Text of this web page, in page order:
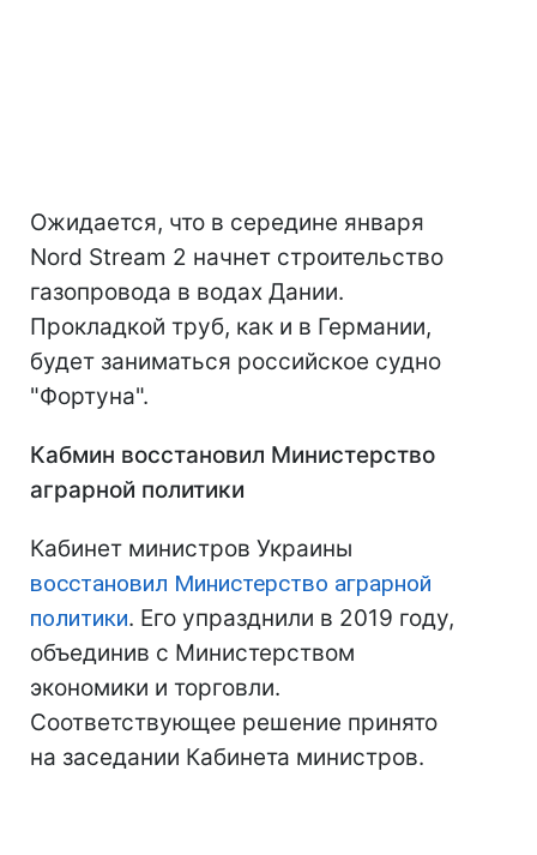
Ожидается, что в середине января
Nord Stream 2 начнет строительство
газопровода в водах Дании.
Прокладкой труб, как и в Германии,
будет заниматься российское судно
"Фортуна".
Кабмин восстановил Министерство
аграрной политики
Кабинет министров Украины
восстановил Министерство аграрной
политики. Его упразднили в 2019 году,
объединив с Министерством
экономики и торговли.
Соответствующее решение принято
на заседании Кабинета министров.